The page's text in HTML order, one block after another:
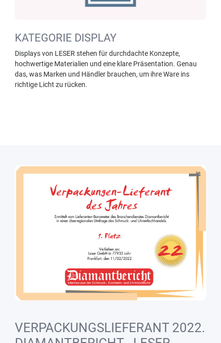
KATEGORIE DISPLAY
Displays von LESER stehen für durchdachte Konzepte,
hochwertige Materialien und eine klare Präsentation. Genau
das, was Marken und Händler brauchen, um ihre Ware ins
richtige Licht zu rücken.
VERPACKUNGSLIEFERANT 2022.